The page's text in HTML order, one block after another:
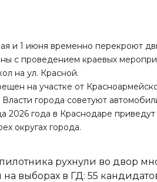
и 1 июня временно перекроют
с проведением краевых
на ул. Красной.
на участке от
города советуют
2026 года в Краснодаре
округах города.
рухнули во двор
выборах в ГД: 55